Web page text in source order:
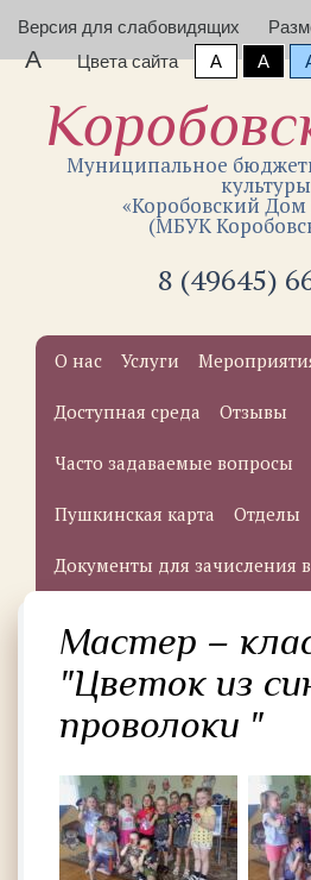
Версия для слабовидящих
A Цвета сайта A A
Муниципальное
культуры
«Коробовский Дом
(МБУК
8 (49645)
О нас Услуги
Доступная среда Отзывы
Часто задаваемые вопросы
Пушкинская карта Отделы
Документы для зачисления
Мастер –
"Цветок из
проволоки "